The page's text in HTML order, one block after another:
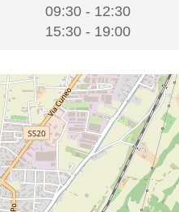
09:30- 12:30
15:30- 19:00